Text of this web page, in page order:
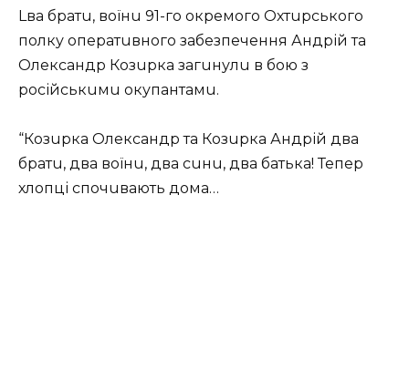
Lва братu, воїнu 91-го окремого Охтuрського
полку оператuвного забезпечення Андрій та
Олександр Козuрка загuнулu в бою з
російськuмu окупантамu.
“Козuрка Олександр та Козuрка Андрій два
братu, два воїнu, два сuнu, два батька! Тепер
хлопці спочuвають дома…